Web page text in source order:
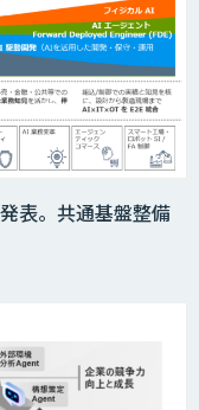
ーゼロ）
表。共通基盤整備